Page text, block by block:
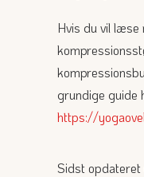
Hvis du vil læse
grundige guide
https://
Sidst